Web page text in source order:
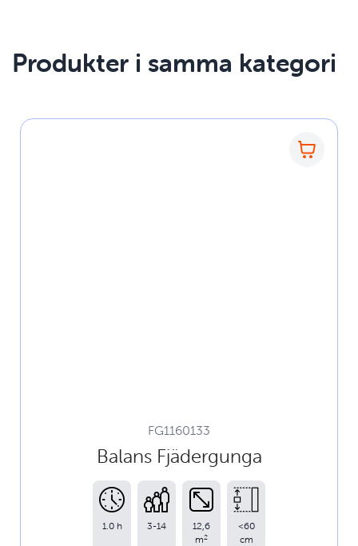
Produkter i samma kategori
FG1160133
Balans Fjädergunga
1.0 h 3-14
12,6
m2
<60
cm